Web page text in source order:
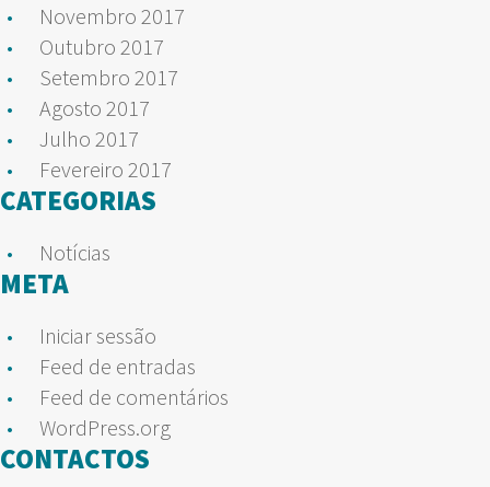
Novembro 2017
Outubro 2017
Setembro 2017
Agosto 2017
Julho 2017
Fevereiro 2017
CATEGORIAS
Notícias
META
Iniciar sessão
Feed de entradas
Feed de comentários
WordPress.org
CONTACTOS